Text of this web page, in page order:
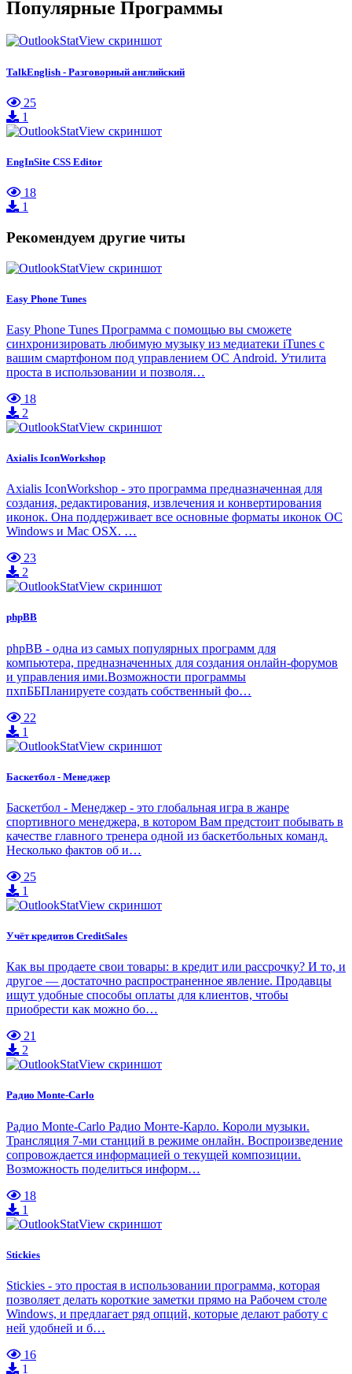
Популярные Программы
TalkEnglish - Разговорный английский
25
1
EngInSite CSS Editor
18
1
Рекомендуем другие читы
Easy Phone Tunes
Easy Phone Tunes Программа с помощью вы сможете
синхронизировать любимую музыку из медиатеки iTunes с
вашим смартфоном под управлением ОС Android. Утилита
проста в использовании и позволя…
18
2
Axialis IconWorkshop
Axialis IconWorkshop - это программа предназначенная для
создания, редактирования, извлечения и конвертирования
иконок. Она поддерживает все основные форматы иконок ОС
Windows и Mac OSX. …
23
2
phpBB
phpBB - одна из самых популярных программ для
компьютера, предназначенных для создания онлайн-форумов
и управления ими.Возможности программы
пхпББПланируете создать собственный фо…
22
1
Баскетбол - Менеджер
Баскетбол - Менеджер - это глобальная игра в жанре
спортивного менеджера, в котором Вам предстоит побывать в
качестве главного тренера одной из баскетбольных команд.
Несколько фактов об и…
25
1
Учёт кредитов CreditSales
Как вы продаете свои товары: в кредит или рассрочку? И то, и
другое — достаточно распространенное явление. Продавцы
ищут удобные способы оплаты для клиентов, чтобы
приобрести как можно бо…
21
2
Радио Monte-Carlo
Радио Monte-Carlo Радио Монте-Карло. Короли музыки.
Трансляция 7-ми станций в режиме онлайн. Воспроизведение
сопровождается информацией о текущей композиции.
Возможность поделиться информ…
18
1
Stickies
Stickies - это простая в использовании программа, которая
позволяет делать короткие заметки прямо на Рабочем столе
Windows, и предлагает ряд опций, которые делают работу с
ней удобней и б…
16
1